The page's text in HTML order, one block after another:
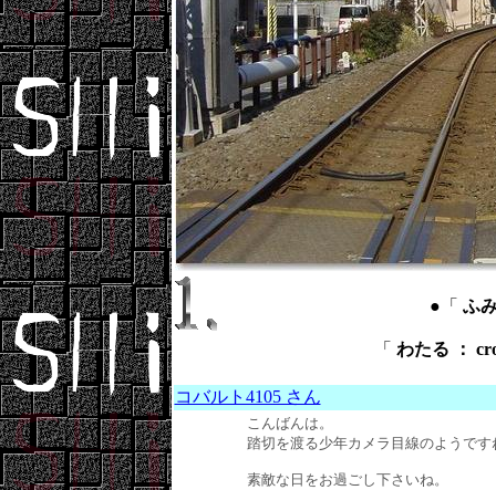
●「 ふ
「 わたる ：
コバルト4105 さん
こんばんは。
踏切を渡る少年カメラ目線のようです
素敵な日をお過ごし下さいね。